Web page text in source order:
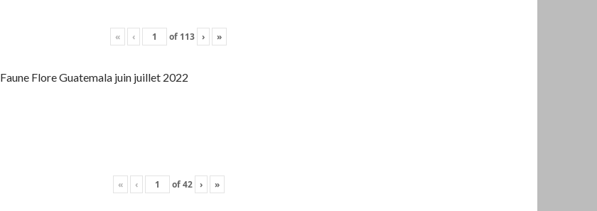
« ‹ of 113 › »
Faune Flore Guatemala juin juillet 2022
« ‹ of42 › »